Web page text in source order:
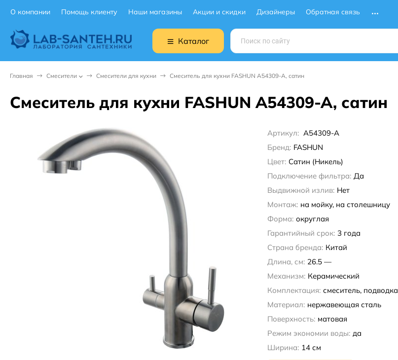
О компании Помощь клиенту Наши магазины Акции и скидки Дизайнеры Обратная связь
Каталог
Главная Смесители Смесители для кухни Смеситель для кухни FASHUN A54309-A, сатин
Смеситель для кухни FASHUN A54309-A, сатин
Артикул: A54309-A
Бренд: FASHUN
Цвет: Сатин (Никель)
Подключение фильтра: Да
Выдвижной излив: Нет
Монтаж: на мойку, на столешницу
Форма: округлая
Гарантийный срок: 3 года
Страна бренда: Китай
Длина, см: 26.5 —
Механизм: Керамический
Комплектация: смеситель, подводка
Материал: нержавеющая сталь
Поверхность: матовая
Режим экономии воды: да
Ширина: 14 см